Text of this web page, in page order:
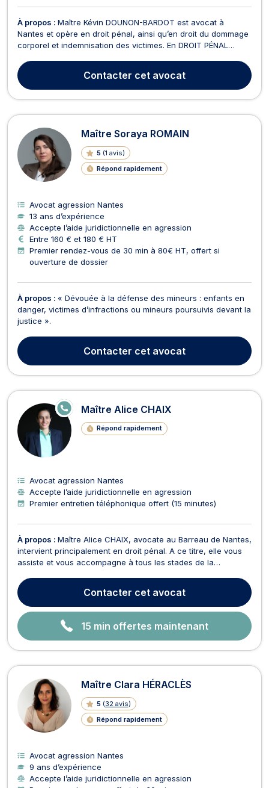
À propos : Maître Kévin DOUNON-BARDOT est avocat à
Nantes et opère en droit pénal, ainsi qu’en droit du dommage
corporel et indemnisation des victimes. En DROIT PÉNAL
permis, alcool au volant, etc.). Il met son savoir faire et ses
connaissances techniques à votre service pour pré...
Contacter cet avocat
Maître Soraya ROMAIN
5 (1 avis)
Répond rapidement
Avocat agression Nantes
13 ans d’expérience
Accepte l’aide juridictionnelle en agression
Entre 160 € et 180 € HT
Premier rendez-vous de 30 min à 80€ HT, offert si
ouverture de dossier
À propos : « Dévouée à la défense des mineurs : enfants en
danger, victimes d’infractions ou mineurs poursuivis devant la
justice ».
Contacter cet avocat
Maître Alice CHAIX
Répond rapidement
E
N
E
Avocat agression Nantes
Accepte l’aide juridictionnelle en agression
Premier entretien téléphonique offert (15 minutes)
À propos : Maître Alice CHAIX, avocate au Barreau de Nantes,
intervient principalement en droit pénal. A ce titre, elle vous
assiste et vous accompagne à tous les stades de la
qu'il s'agisse : - d'un dépôt de plainte ou de son suivi
(préparation et assistance avant le dépôt en c...
Contacter cet avocat
15 min offertes maintenant
Maître Clara HÉRACLÈS
5 (32 avis)
Répond rapidement
Avocat agression Nantes
9 ans d’expérience
Accepte l’aide juridictionnelle en agression